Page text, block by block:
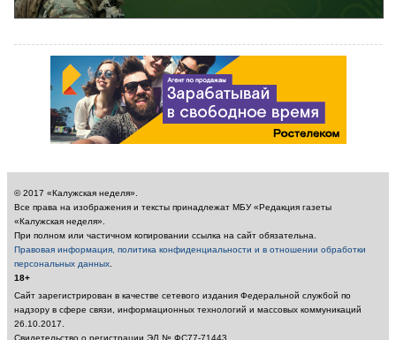
© 2017 «Калужская неделя».
Все права на изображения и тексты принадлежат МБУ «Редакция газеты
«Калужская неделя».
При полном или частичном копировании ссылка на сайт обязательна.
Правовая информация, политика конфиденциальности и в отношении обработки
персональных данных.
18+
Сайт зарегистрирован в качестве сетевого издания Федеральной службой по
надзору в сфере связи, информационных технологий и массовых коммуникаций
26.10.2017.